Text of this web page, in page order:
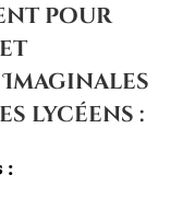
pour
lycéens :
: